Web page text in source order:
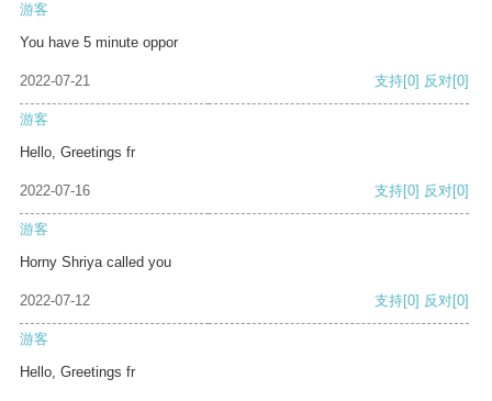
游客
You have 5 minute oppor
2022-07-21 支持[0] 反对[0]
游客
Hello, Greetings fr
2022-07-16 支持[0] 反对[0]
游客
Horny Shriya called you
2022-07-12 支持[0] 反对[0]
游客
Hello, Greetings fr